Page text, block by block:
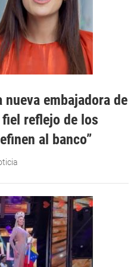
nueva embajadora de
fiel reflejo de los
al banco”